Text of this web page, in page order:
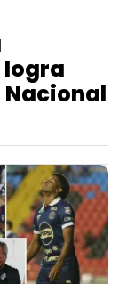
logra